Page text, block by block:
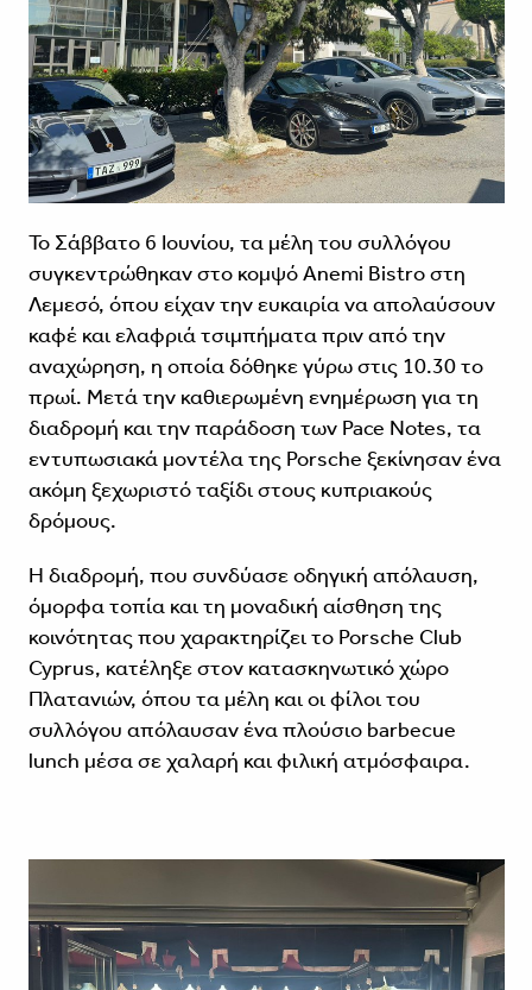
Το Σάββατο 6 Ιουνίου, τα μέλη του συλλόγου
συγκεντρώθηκαν στο κομψό Anemi Βistro στη
Λεμεσό, όπου είχαν την ευκαιρία να απολαύσουν
καφέ και ελαφριά τσιμπήματα πριν από την
αναχώρηση, η οποία δόθηκε γύρω στις 10.30 το
πρωί. Μετά την καθιερωμένη ενημέρωση για τη
διαδρομή και την παράδοση των Pace Notes, τα
εντυπωσιακά μοντέλα της Porsche ξεκίνησαν ένα
ακόμη ξεχωριστό ταξίδι στους κυπριακούς
δρόμους.
Η διαδρομή, που συνδύασε οδηγική απόλαυση,
όμορφα τοπία και τη μοναδική αίσθηση της
κοινότητας που χαρακτηρίζει το Porsche Club
Cyprus, κατέληξε στον κατασκηνωτικό χώρο
Πλατανιών, όπου τα μέλη και οι φίλοι του
συλλόγου απόλαυσαν ένα πλούσιο barbecue
lunch μέσα σε χαλαρή και φιλική ατμόσφαιρα.